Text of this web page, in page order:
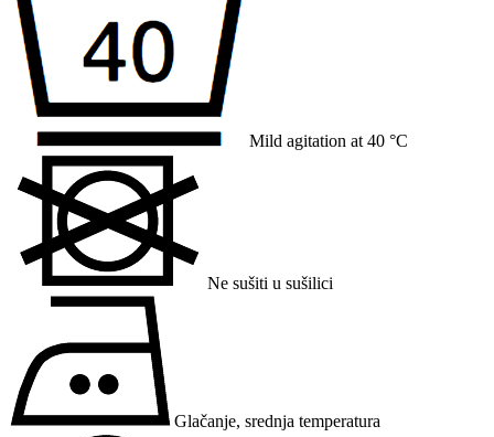
Mild agitation at 40 °C
Ne sušiti u sušilici
Glačanje, srednja temperatura